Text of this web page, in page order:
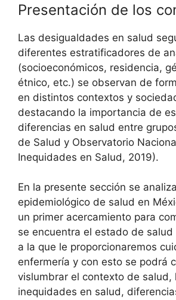
Presentación de los
Las desigualdades en salud
diferentes estratificadores de
(socioeconómicos, residencia,
étnico, etc.) se observan de
en distintos contextos y
destacando la importancia de
diferencias en salud entre
de Salud y Observatorio
Inequidades en Salud, 2019).
En la presente sección se
epidemiológico de salud en
un primer acercamiento para
se encuentra el estado de
a la que le proporcionaremos
enfermería y con esto se podrá
vislumbrar el contexto de salud,
inequidades en salud,